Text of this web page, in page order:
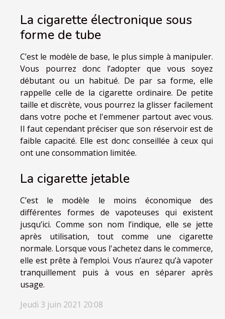
La cigarette électronique sous
forme de tube
C’est le modèle de base, le plus simple à manipuler.
Vous pourrez donc l’adopter que vous soyez
débutant ou un habitué. De par sa forme, elle
rappelle celle de la cigarette ordinaire. De petite
taille et discrète, vous pourrez la glisser facilement
dans votre poche et l'emmener partout avec vous.
Il faut cependant préciser que son réservoir est de
faible capacité. Elle est donc conseillée à ceux qui
ont une consommation limitée.
La cigarette jetable
C’est le modèle le moins économique des
différentes formes de vapoteuses qui existent
jusqu’ici. Comme son nom l’indique, elle se jette
après utilisation, tout comme une cigarette
normale. Lorsque vous l'achetez dans le commerce,
elle est prête à l’emploi. Vous n’aurez qu’à vapoter
tranquillement puis à vous en séparer après
usage.
Jeudi 3 juin 2021 20:08